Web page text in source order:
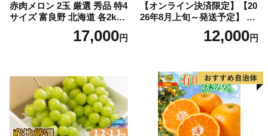
赤肉メロン 2玉 厳選 秀品 特4
サイズ 富良野 北海道 各2kg
～2.6kg 2玉 セット ファーム
富良野 メロン めろん 果物 く
17,000円
【オンライン決済限定】【20
26年8月上旬～発送予定】 先
行予約 「浅間水蜜桃プレミ
アム」 もも あかつき 秀品 約
果肉 長野県産 小諸市
12,000円